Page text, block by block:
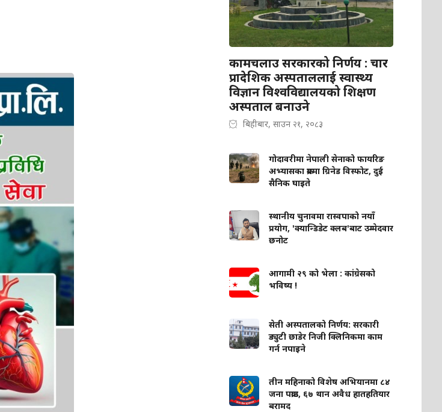
कामचलाउ सरकारको निर्णय : चार
प्रादेशिक अस्पताललाई स्वास्थ्य
विज्ञान विश्वविद्यालयको शिक्षण
अस्पताल बनाउने
बिहीबार, साउन २१, २०८३
गोदावरीमा नेपाली सेनाको फायरिङ
अभ्यासका क्रममा ग्रिनेड विस्फोट, दुई
सैनिक घाइते
स्थानीय चुनावमा रास्वपाको नयाँ
प्रयोग, 'क्यान्डिडेट क्लब'बाट उम्मेदवार
छनोट
आगामी २९ को भेला : कांग्रेसको
भविष्य !
सेती अस्पतालको निर्णय: सरकारी
ड्युटी छाडेर निजी क्लिनिकमा काम
गर्न नपाइने
तीन महिनाको विशेष अभियानमा ८४
जना पक्राउ, ६७ थान अवैध हातहतियार
बरामद